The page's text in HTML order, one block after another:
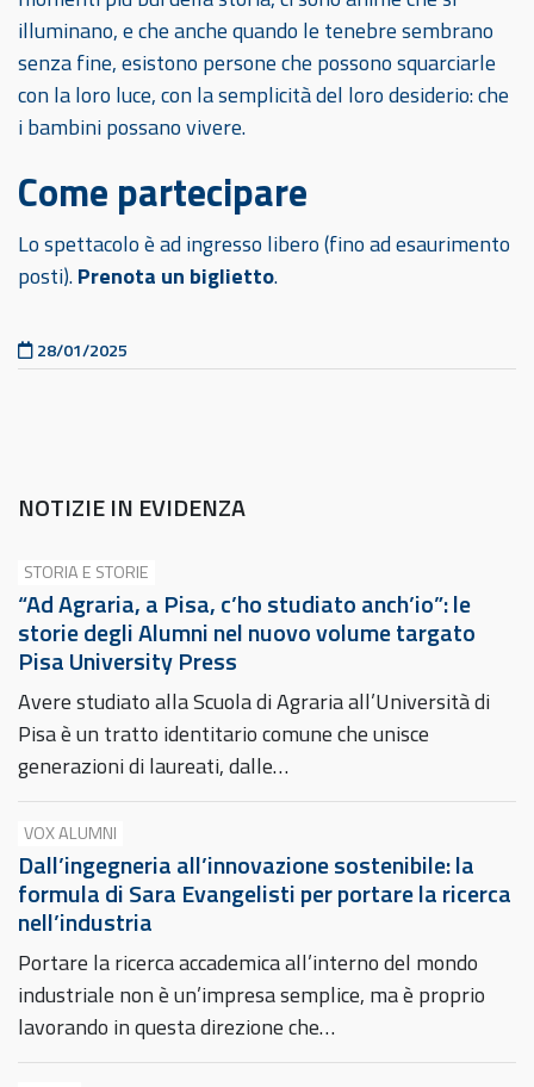
Pubblicato il
28/01/2025
illuminano, e che anche quando le tenebre sembrano
senza fine, esistono persone che possono squarciarle
con la loro luce, con la semplicità del loro desiderio: che
i bambini possano vivere.
Come partecipare
Lo spettacolo è ad ingresso libero (fino ad esaurimento
posti).Prenota un biglietto.
NOTIZIE IN EVIDENZA
STORIA E STORIE
“Ad Agraria, a Pisa, c’ho studiato anch’io”: le
storie degli Alumni nel nuovo volume targato
Pisa University Press
Avere studiato alla Scuola di Agraria all’Università di
Pisa è un tratto identitario comune che unisce
generazioni di laureati, dalle…
VOX ALUMNI
Dall’ingegneria all’innovazione sostenibile: la
formula di Sara Evangelisti per portare la ricerca
nell’industria
Portare la ricerca accademica all’interno del mondo
industriale non è un’impresa semplice, ma è proprio
lavorando in questa direzione che…